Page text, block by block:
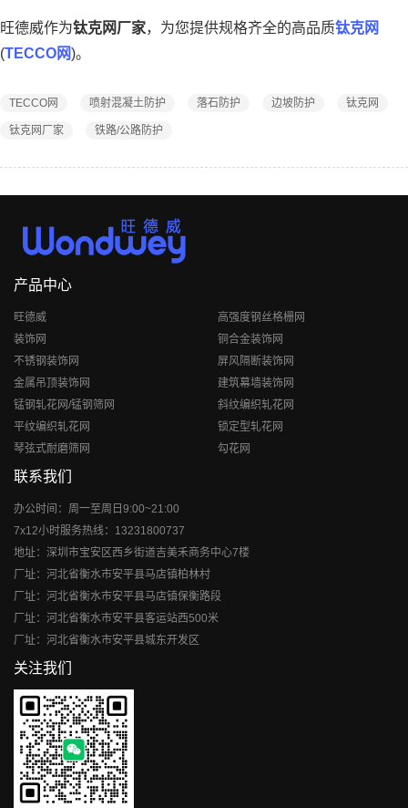
旺德威作为钛克网厂家，为您提供规格齐全的高品质钛克网
(TECCO网)。
TECCO网 喷射混凝土防护 落石防护 边坡防护 钛克网
钛克网厂家 铁路/公路防护
产品中心
旺德威
高强度钢丝格栅网
装饰网
铜合金装饰网
不锈钢装饰网
屏风隔断装饰网
金属吊顶装饰网
建筑幕墙装饰网
锰钢轧花网/锰钢筛网
斜纹编织轧花网
平纹编织轧花网
锁定型轧花网
琴弦式耐磨筛网
勾花网
联系我们
办公时间：周一至周日9:00~21:00
7x12小时服务热线：13231800737
地址：深圳市宝安区西乡街道吉美禾商务中心7楼
厂址：河北省衡水市安平县马店镇柏林村
厂址：河北省衡水市安平县马店镇保衡路段
厂址：河北省衡水市安平县客运站西500米
厂址：河北省衡水市安平县城东开发区
关注我们